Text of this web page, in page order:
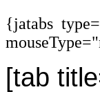
{jatabs
[tab